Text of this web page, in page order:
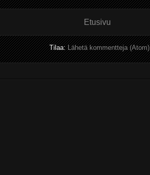
Etusivu
Tilaa:Lähetä kommentteja (Atom)